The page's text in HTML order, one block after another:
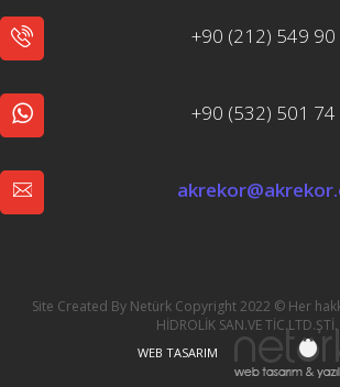
+90 (212) 549 90
+90 (532) 501 74
Site Created By Netürk Copyright 2022 © Her hakkı
HİDROLİK SAN.VE TİC.LTD.ŞTİ.
WEB TASARIM